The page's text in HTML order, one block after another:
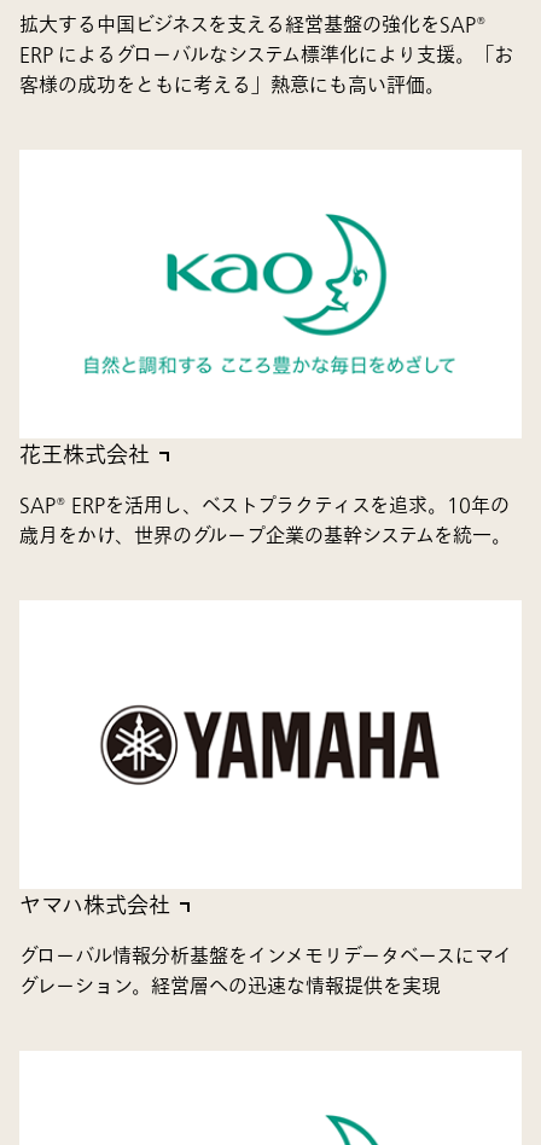
拡大する中国ビジネスを支える経営基盤の強化をSAP®
ERP によるグローバルなシステム標準化により支援。「お
客様の成功をともに考える」熱意にも高い評価。
花王株式会社
SAP® ERPを活用し、ベストプラクティスを追求。10年の
歳月をかけ、世界のグループ企業の基幹システムを統一。
ヤマハ株式会社
グローバル情報分析基盤をインメモリデータベースにマイ
グレーション。経営層への迅速な情報提供を実現